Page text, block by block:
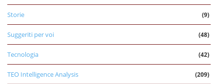
Storie (9)
Suggeriti per voi (48)
Tecnologia (42)
TEO Intelligence Analysis (209)